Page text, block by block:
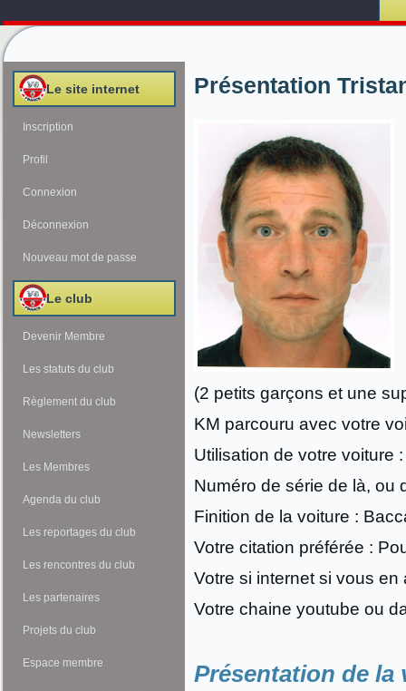
Le site internet
Inscription
Profil
Connexion
Déconnexion
Nouveau mot de passe
Le club
Devenir Membre
Les statuts du club
Règlement du club
Newsletters
Les Membres
Agenda du club
Les reportages du club
Les rencontres du club
Les partenaires
Projets du club
Espace membre
Présentation
(2 petits garçons et une
KM parcouru avec votre
Utilisation de votre voiture
Numéro de série de là, ou
Finition de la voiture :
Votre citation préférée :
Votre si internet si vous en
Votre chaine youtube ou
Présentation de la